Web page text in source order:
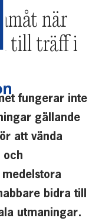
när
till träff i
fungerar inte
gällande
att vända
och
bidra till
utmaningar.